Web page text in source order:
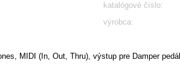
katalógové číslo:
výrobca:
MIDI (In, Out, Thru), výstup pre Damper pedál